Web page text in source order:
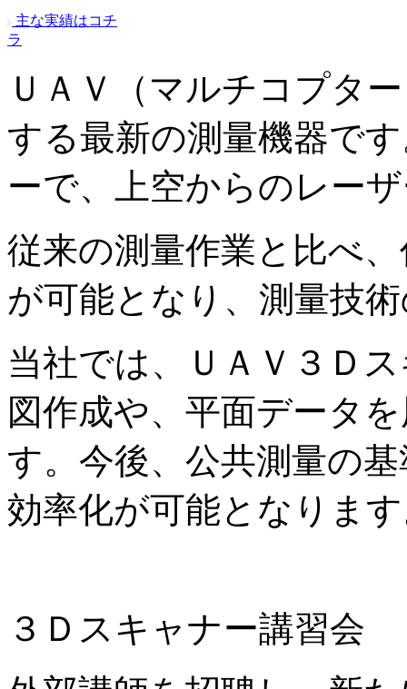
主な実績はコチ
ラ
ＵＡＶ（マルチコプタ
する最新の測量機器で
ーで、上空からのレー
従来の測量作業と比べ
が可能となり、測量技
当社では、ＵＡＶ３Ｄ
図作成や、平面データ
す。今後、公共測量の
効率化が可能となりま
３Ｄスキャナー講習会